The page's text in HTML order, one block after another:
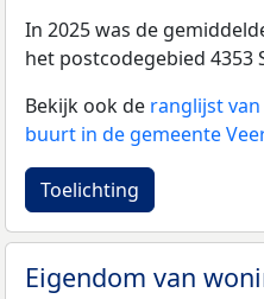
In 2025 was de
het postcodegebied 4353
Bekijk ook de ranglijst
buurt in de gemeente
Toelichting
Eigendom van